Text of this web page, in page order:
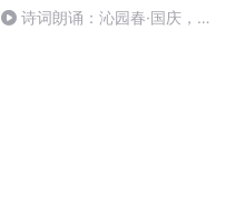
诗词朗诵：沁园春·国庆，朗